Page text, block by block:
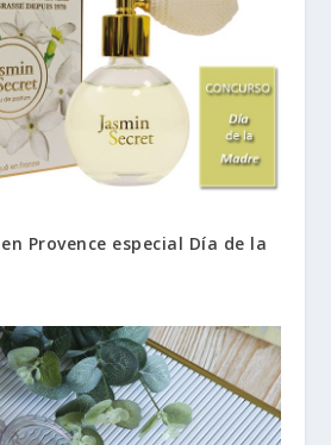
Provence especial Día de la